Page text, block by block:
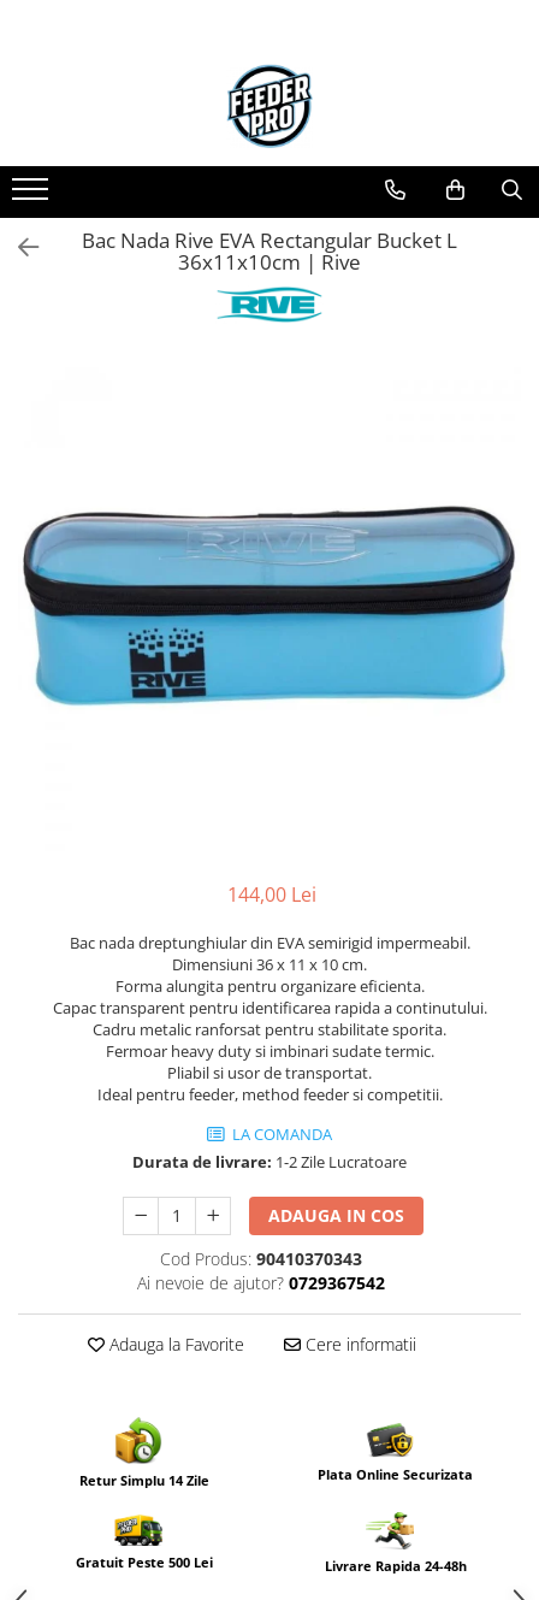
Bac Nada Rive EVA Rectangular Bucket L
36x11x10cm | Rive
144,00 Lei
Bac nada dreptunghiular din EVA semirigid impermeabil.
Dimensiuni 36 x 11 x 10 cm.
Forma alungita pentru organizare eficienta.
Capac transparent pentru identificarea rapida a continutului.
Cadru metalic ranforsat pentru stabilitate sporita.
Fermoar heavy duty si imbinari sudate termic.
Pliabil si usor de transportat.
Ideal pentru feeder, method feeder si competitii.
LA COMANDA
Durata de livrare: 1-2 Zile Lucratoare
ADAUGA IN COS
Cod Produs: 90410370343
Ai nevoie de ajutor? 0729367542
Adauga la Favorite Cere informatii
Retur Simplu 14 Zile Plata Online Securizata
Gratuit Peste 500 Lei Livrare Rapida 24-48h